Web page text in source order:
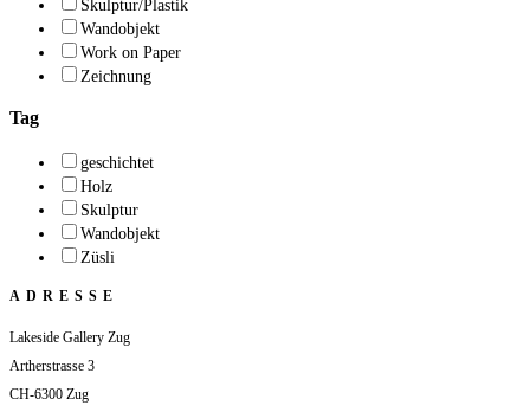
Skulptur/Plastik
Wandobjekt
Work on Paper
Zeichnung
Tag
geschichtet
Holz
Skulptur
Wandobjekt
Züsli
ADRESSE
Lakeside Gallery Zug
Artherstrasse 3
CH-6300 Zug